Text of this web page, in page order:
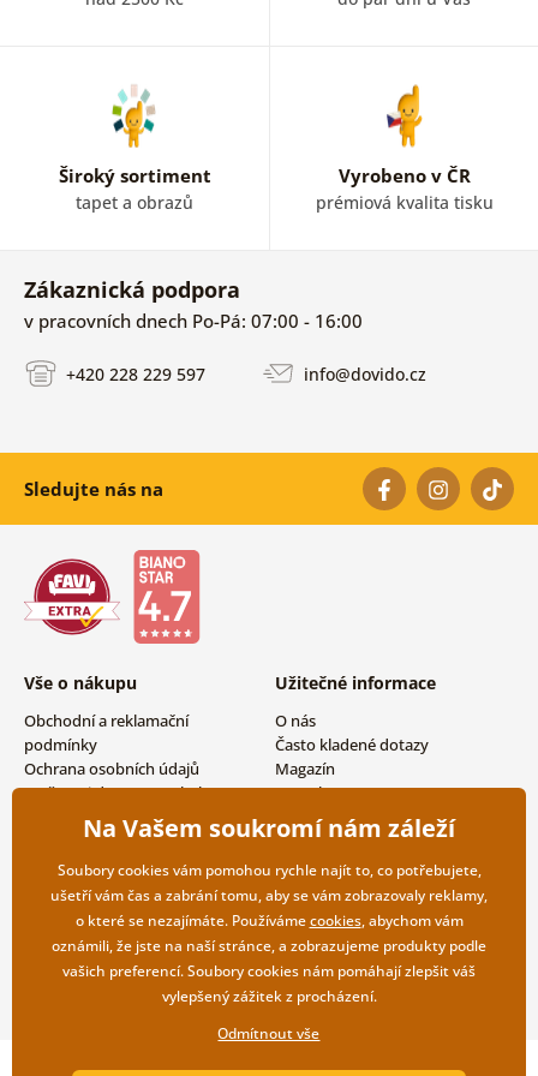
Široký sortiment
tapet a obrazů
Vyrobeno v ČR
prémiová kvalita tisku
Zákaznická podpora
v pracovních dnech Po-Pá: 07:00 - 16:00
+420 228 229 597 info@dovido.cz
Sledujte nás na
Vše o nákupu
Obchodní a reklamační
podmínky
Ochrana osobních údajů
Možnosti dopravy a platby
Vrácení zboží
Užitečné informace
O nás
Často kladené dotazy
Magazín
Kontakty
Velkoobchodní spolupráce
Na Vašem soukromí nám záleží
Soubory cookies vám pomohou rychle najít to, co potřebujete,
ušetří vám čas a zabrání tomu, aby se vám zobrazovaly reklamy,
o které se nezajímáte. Používámecookies, abychom vám
oznámili, že jste na naší stránce, a zobrazujeme produkty podle
vašich preferencí. Soubory cookies nám pomáhají zlepšit váš
vylepšený zážitek z procházení.
Odmítnout vše